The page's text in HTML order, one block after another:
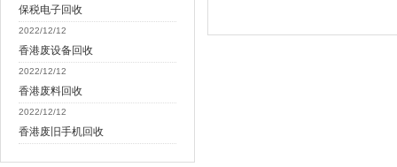
保税电子回收
2022/12/12
香港废设备回收
2022/12/12
香港废料回收
2022/12/12
香港废旧手机回收